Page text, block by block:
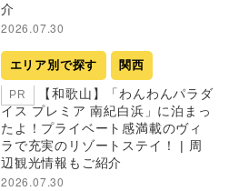
介
2026.07.30
エリア別で探す 関西
PR
【和歌山】「わんわんパラダ
イス プレミア 南紀白浜」に泊まっ
たよ！プライベート感満載のヴィ
ラで充実のリゾートステイ！ | 周
辺観光情報もご紹介
2026.07.30